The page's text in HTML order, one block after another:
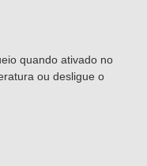
quando ativado no
ou desligue o